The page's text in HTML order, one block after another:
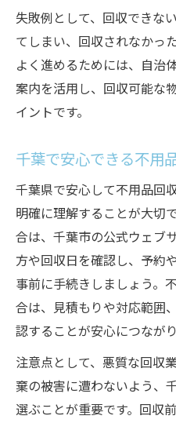
千葉で不用品回
法
不用品回収なら千葉
千葉の不用品回収
不用品回収 千葉
例
信頼できる不用
るポイント
千葉県の不用品
方法
不用品回収業者
けること
粗大ゴミの出し方と
千葉市の粗大ゴ
説
失敗例として、回収できな
てしまい、回収されなかっ
よく進めるためには、自治
案内を活用し、回収可能な
イントです。
千葉で安心できる不用
千葉県で安心して不用品回
明確に理解することが大切
合は、千葉市の公式ウェブ
方や回収日を確認し、予約
事前に手続きしましょう。
合は、見積もりや対応範囲
認することが安心につながり
注意点として、悪質な回収
棄の被害に遭わないよう、
選ぶことが重要です。回収